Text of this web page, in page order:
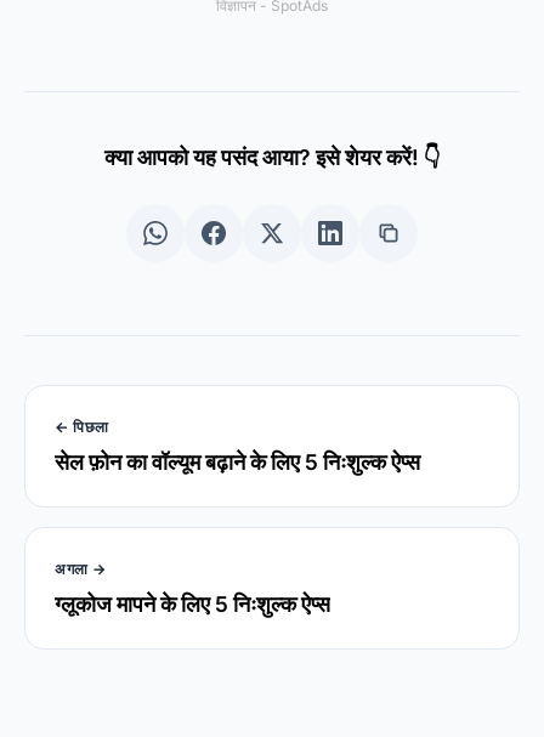
विज्ञापन - SpotAds
क्या आपको यह पसंद आया? इसे शेयर करें! 👇
← पिछला
सेल फ़ोन का वॉल्यूम बढ़ाने के लिए 5 निःशुल्क ऐप्स
अगला →
ग्लूकोज मापने के लिए 5 निःशुल्क ऐप्स